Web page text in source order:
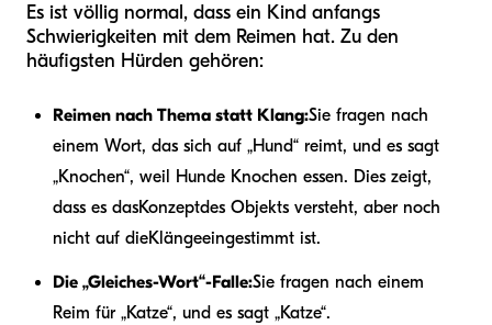
Es ist völlig normal, dass ein Kind anfangs
Schwierigkeiten mit dem Reimen hat. Zu den
häufigsten Hürden gehören:
Reimen nach Thema statt Klang:Sie fragen nach
einem Wort, das sich auf „Hund“ reimt, und es sagt
„Knochen“, weil Hunde Knochen essen. Dies zeigt,
dass es dasKonzeptdes Objekts versteht, aber noch
nicht auf dieKlängeeingestimmt ist.
Die „Gleiches-Wort“-Falle:Sie fragen nach einem
Reim für „Katze“, und es sagt „Katze“.